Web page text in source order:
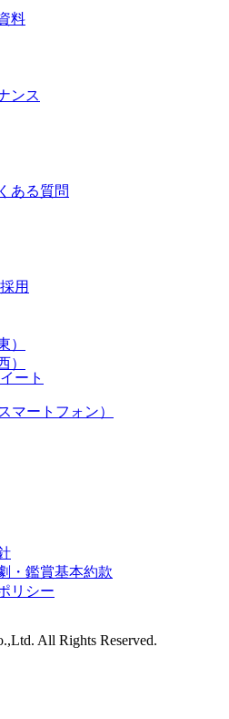
料
ンス
ある質問
用
）
）
ート
マートフォン）
・鑑賞基本約款
リシー
All Rights Reserved.